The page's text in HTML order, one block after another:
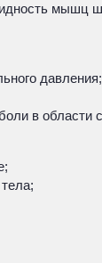
мышц
давления;
в области